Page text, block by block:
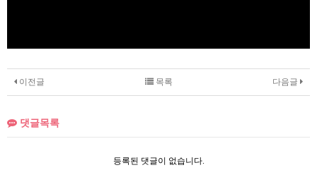
이전글 다음글
목록
댓글목록
등록된 댓글이 없습니다.